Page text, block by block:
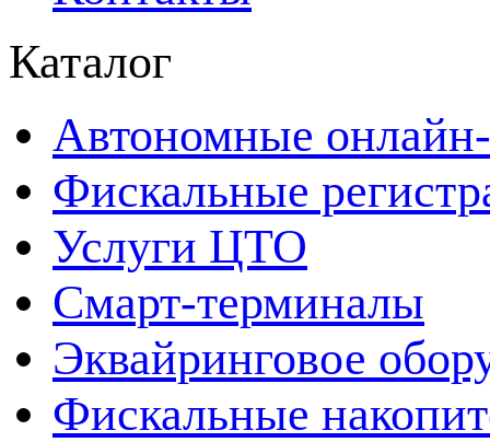
Каталог
Автономные
Фискальные
Услуги ЦТО
Смарт-терминалы
Эквайринговое
Фискальные